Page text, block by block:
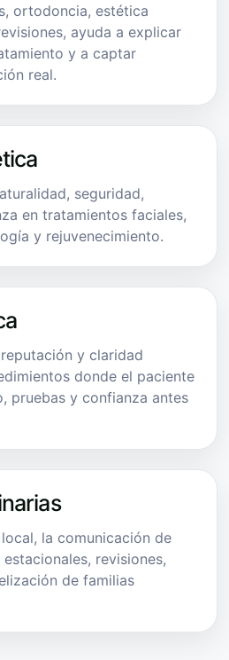
ortodoncia, estética
ayuda a explicar
y a captar
real.
seguridad,
en tratamientos faciales,
y rejuvenecimiento.
y claridad
donde el paciente
pruebas y confianza antes
la comunicación de
revisiones,
de familias